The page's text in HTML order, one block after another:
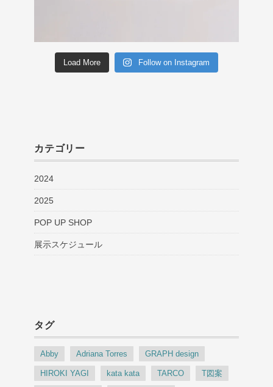
Load More Follow on Instagram
カテゴリー
2024
2025
POP UP SHOP
展示スケジュール
タグ
Abby Adriana Torres GRAPH design
HIROKI YAGI kata kata TARCO T図案